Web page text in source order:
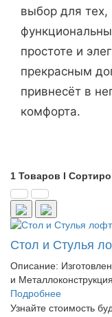
выбор для тех,
простоте и
прекрасным
привнесёт в
комфорта.
1 Товаров I
Стол и Стулья
Описание:
и Металлоконструкция
Подробнее
Узнайте стоимость